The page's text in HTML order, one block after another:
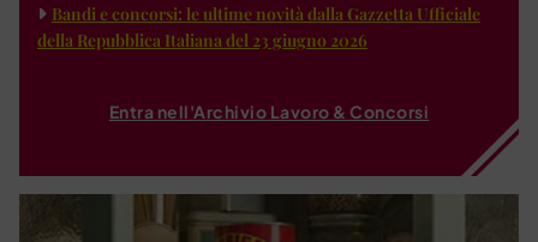
Bandi e concorsi: le ultime novità dalla Gazzetta Ufficiale
della Repubblica Italiana del 23 giugno 2026
Entra nell'Archivio Lavoro & Concorsi